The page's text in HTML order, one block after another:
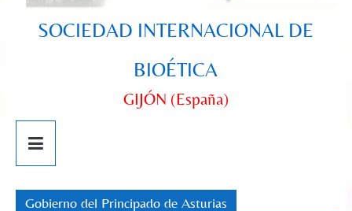
SOCIEDAD INTERNACIONAL DE
BIOÉTICA
GIJÓN (España)
Gobierno del Principado de Asturias